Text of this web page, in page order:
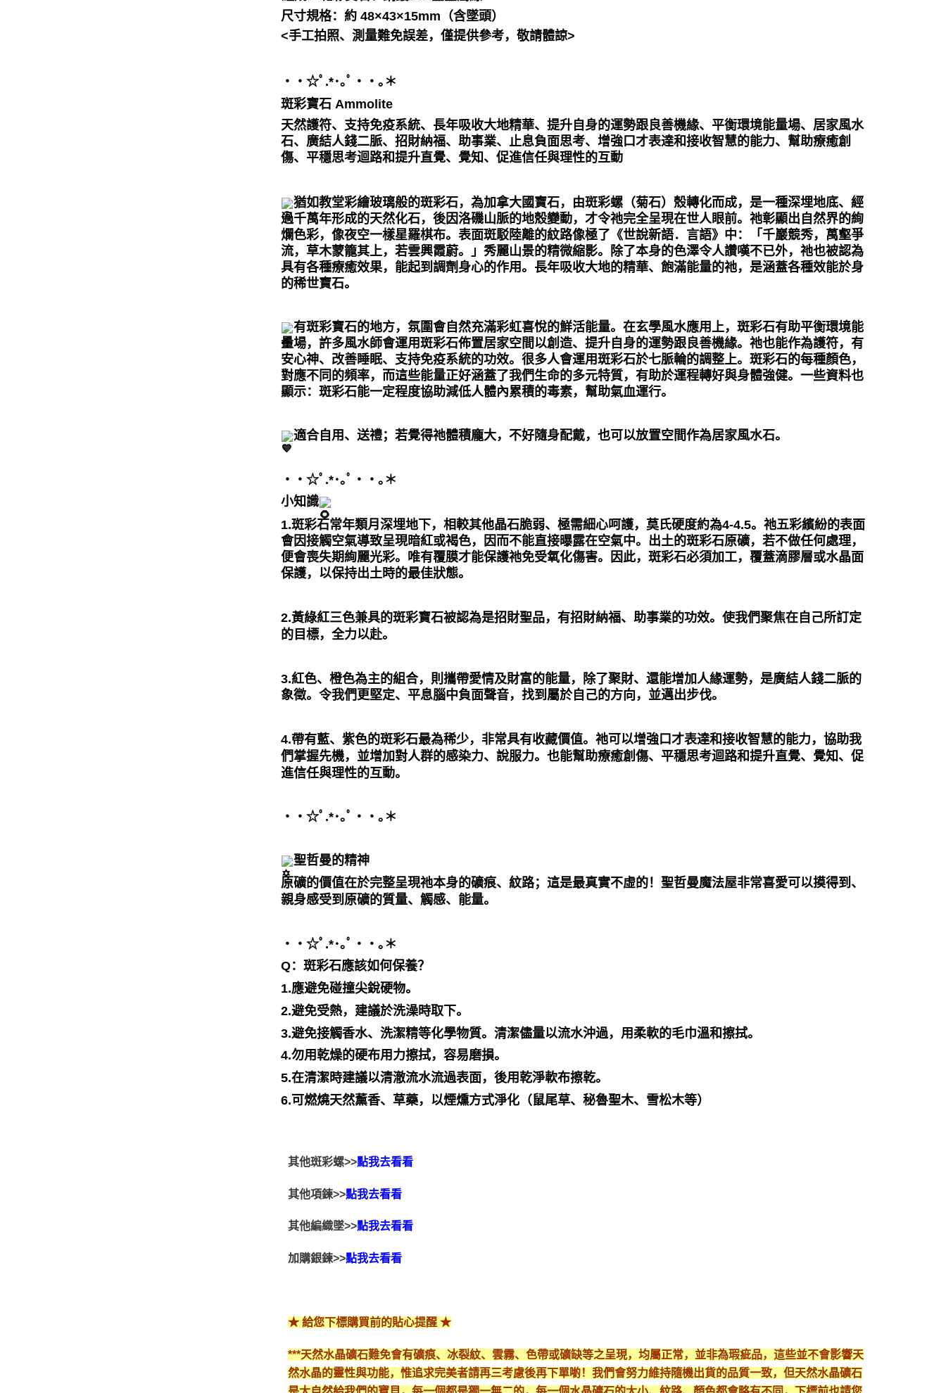
尺寸規格：約 48×43×15mm（含墜頭）
<手工拍照、測量難免誤差，僅提供參考，敬請體諒>
・・☆ﾟ⁠.⁠*⁠･⁠｡ﾟ・・｡＊
斑彩寶石 Ammolite
天然護符、支持免疫系統、長年吸收大地精華、提升自身的運勢跟良善機緣、平衡環境能量場、居家風水
石、廣結人錢二脈、招財納福、助事業、止息負面思考、增強口才表達和接收智慧的能力、幫助療癒創
傷、平穩思考迴路和提升直覺、覺知、促進信任與理性的互動
猶如教堂彩繪玻璃般的斑彩石，為加拿大國寶石，由斑彩螺（菊石）殼轉化而成，是一種深埋地底、經
過千萬年形成的天然化石，後因洛磯山脈的地殼變動，才令祂完全呈現在世人眼前。祂彰顯出自然界的絢
爛色彩，像夜空一樣星羅棋布。表面斑駁陸離的紋路像極了《世說新語．言語》中：「千巖競秀，萬壑爭
流，草木蒙籠其上，若雲興霞蔚。」秀麗山景的精微縮影。除了本身的色澤令人讚嘆不已外，祂也被認為
具有各種療癒效果，能起到調劑身心的作用。長年吸收大地的精華、飽滿能量的祂，是涵蓋各種效能於身
的稀世寶石。
有斑彩寶石的地方，氛圍會自然充滿彩虹喜悅的鮮活能量。在玄學風水應用上，斑彩石有助平衡環境能
量場，許多風水師會運用斑彩石佈置居家空間以創造、提升自身的運勢跟良善機緣。祂也能作為護符，有
安心神、改善睡眠、支持免疫系統的功效。很多人會運用斑彩石於七脈輪的調整上。斑彩石的每種顏色，
對應不同的頻率，而這些能量正好涵蓋了我們生命的多元特質，有助於運程轉好與身體強健。一些資料也
顯示：斑彩石能一定程度協助減低人體內累積的毒素，幫助氣血運行。
適合自用、送禮；若覺得祂體積龐大，不好隨身配戴，也可以放置空間作為居家風水石。
・・☆ﾟ⁠.⁠*⁠･⁠｡ﾟ・・｡＊
小知識
1.斑彩石常年類月深埋地下，相較其他晶石脆弱、極需細心呵護，莫氏硬度約為4-4.5。祂五彩繽紛的表面
會因接觸空氣導致呈現暗紅或褐色，因而不能直接曝露在空氣中。出土的斑彩石原礦，若不做任何處理，
便會喪失期絢麗光彩。唯有覆膜才能保護祂免受氧化傷害。因此，斑彩石必須加工，覆蓋滴膠層或水晶面
保護，以保持出土時的最佳狀態。
2.黃綠紅三色兼具的斑彩寶石被認為是招財聖品，有招財納福、助事業的功效。使我們聚焦在自己所訂定
的目標，全力以赴。
3.紅色、橙色為主的組合，則攜帶愛情及財富的能量，除了聚財、還能增加人緣運勢，是廣結人錢二脈的
象徵。令我們更堅定、平息腦中負面聲音，找到屬於自己的方向，並邁出步伐。
4.帶有藍、紫色的斑彩石最為稀少，非常具有收藏價值。祂可以增強口才表達和接收智慧的能力，協助我
們掌握先機，並增加對人群的感染力、說服力。也能幫助療癒創傷、平穩思考迴路和提升直覺、覺知、促
進信任與理性的互動。
・・☆ﾟ⁠.⁠*⁠･⁠｡ﾟ・・｡＊
聖哲曼的精神
原礦的價值在於完整呈現祂本身的礦痕、紋路；這是最真實不虛的！聖哲曼魔法屋非常喜愛可以摸得到、
親身感受到原礦的質量、觸感、能量。
・・☆ﾟ⁠.⁠*⁠･⁠｡ﾟ・・｡＊
Q：斑彩石應該如何保養？
1.應避免碰撞尖銳硬物。
2.避免受熱，建議於洗澡時取下。
3.避免接觸香水、洗潔精等化學物質。清潔儘量以流水沖過，用柔軟的毛巾溫和擦拭。
4.勿用乾燥的硬布用力擦拭，容易磨損。
5.在清潔時建議以清澈流水流過表面，後用乾淨軟布擦乾。
6.可燃燒天然薰香、草藥，以煙燻方式淨化（鼠尾草、秘魯聖木、雪松木等）
其他斑彩螺>>點我去看看
其他項鍊>>點我去看看
其他編織墜>>點我去看看
加購銀鍊>>點我去看看
★ 給您下標購買前的貼心提醒 ★
***天然水晶礦石難免會有礦痕、冰裂紋、雲霧、色帶或礦缺等之呈現，均屬正常，並非為瑕疵品，這些並不會影響天
然水晶的靈性與功能，惟追求完美者請再三考慮後再下單喲！我們會努力維持隨機出貨的品質一致，但天然水晶礦石